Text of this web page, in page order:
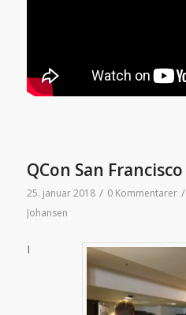
QCon San Francisco
25. januar 2018 / 0 Kommentarer /
Johansen
I